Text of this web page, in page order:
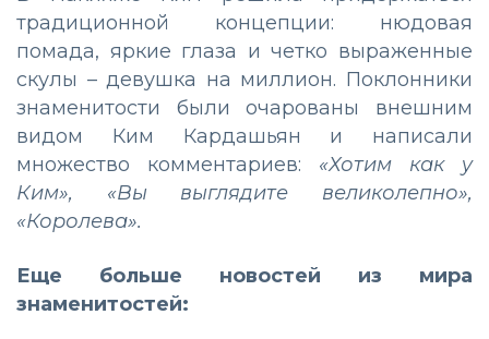
традиционной концепции: нюдовая
помада, яркие глаза и четко выраженные
скулы – девушка на миллион. Поклонники
знаменитости были очарованы внешним
видом Ким Кардашьян и написали
множество комментариев: «Хотим как у
Ким», «Вы выглядите великолепно»,
«Королева».
Еще больше новостей из мира
знаменитостей: